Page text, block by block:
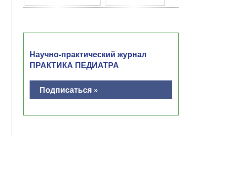
Научно-практический журнал
ПРАКТИКА ПЕДИАТРА
Подписаться »